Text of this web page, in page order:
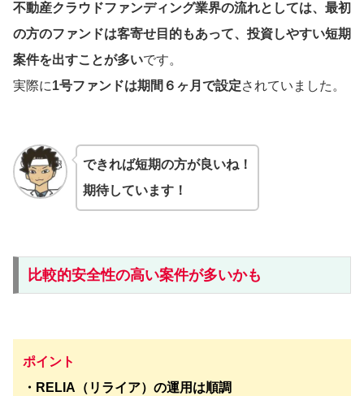
不動産クラウドファンディング業界の流れとしては、最初
の方のファンドは客寄せ目的もあって、投資しやすい短期
案件を出すことが多いです。
実際に1号ファンドは期間６ヶ月で設定されていました。
できれば短期の方が良いね！
期待しています！
比較的安全性の高い案件が多いかも
ポイント
・RELIA（リライア）の運用は順調